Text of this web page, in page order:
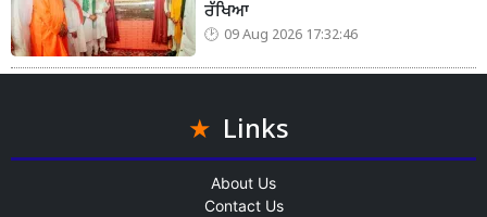
ਰੱਖਿਆ
09 Aug 2026 17:32:46
Links
About Us
Contact Us